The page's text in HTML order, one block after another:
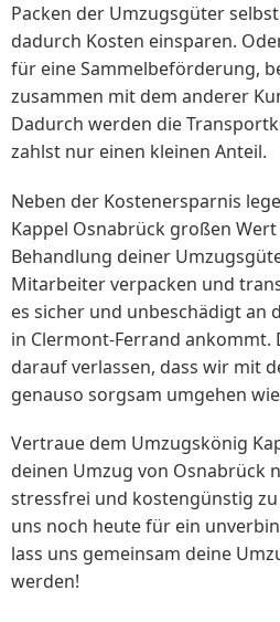
Packen der Umzugsgüter
dadurch Kosten einsparen.
für eine Sammelbeförderung,
zusammen mit dem anderer
Dadurch werden die
zahlst nur einen kleinen Anteil.
Neben der Kostenersparnis
Kappel Osnabrück großen
Behandlung deiner
Mitarbeiter verpacken und
es sicher und unbeschädigt an
in Clermont-Ferrand ankommt.
darauf verlassen, dass wir mit
genauso sorgsam umgehen
Vertraue dem Umzugskönig
deinen Umzug von Osnabrück
stressfrei und kostengünstig
uns noch heute für ein
lass uns gemeinsam deine
werden!